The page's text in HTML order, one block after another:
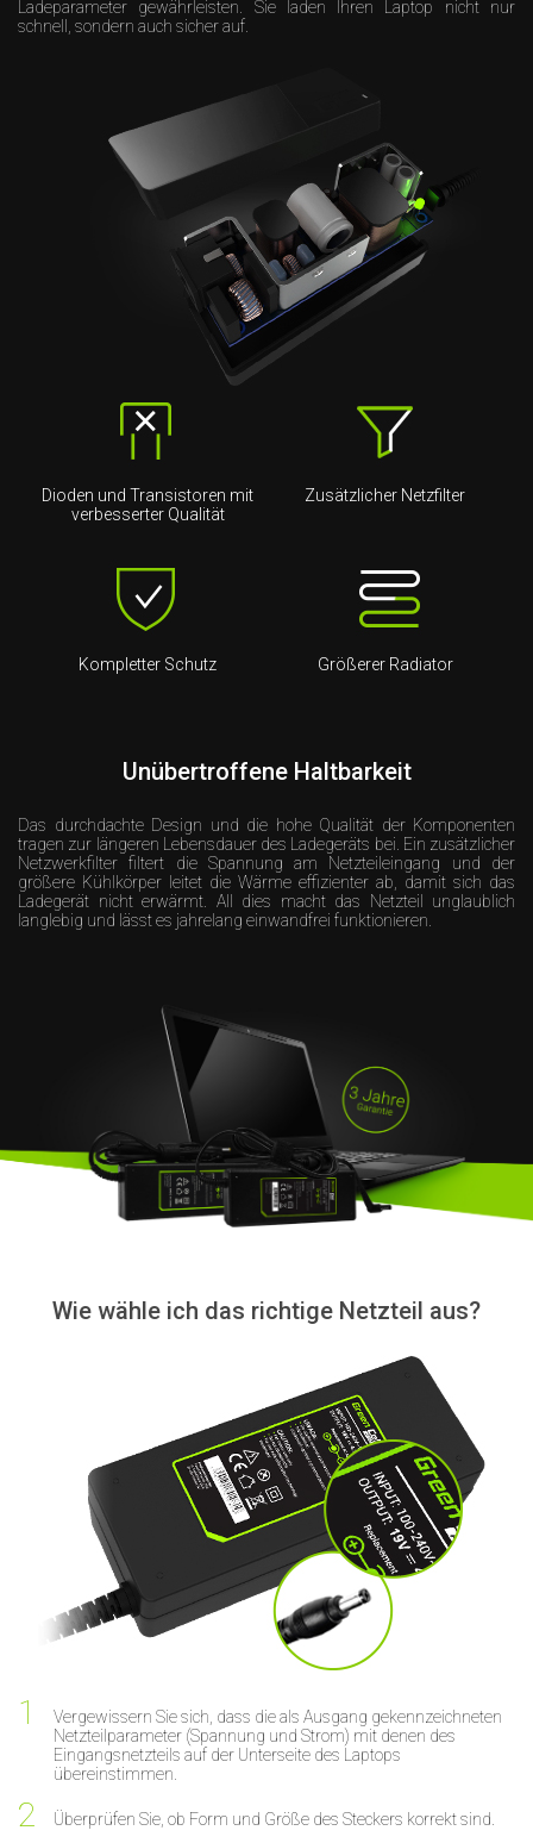
Ladeparameter gewährleisten. Sie laden Ihren Laptop nicht nur
schnell, sondern auch sicher auf.
Dioden und Transistoren mit
verbesserter Qualität
Zusätzlicher Netzfilter
Kompletter Schutz Größerer Radiator
Unübertroffene Haltbarkeit
Das durchdachte Design und die hohe Qualität der Komponenten
tragen zur längeren Lebensdauer des Ladegeräts bei. Ein zusätzlicher
Netzwerkfilter filtert die Spannung am Netzteileingang und der
größere Kühlkörper leitet die Wärme effizienter ab, damit sich das
Ladegerät nicht erwärmt. All dies macht das Netzteil unglaublich
langlebig und lässt es jahrelang einwandfrei funktionieren.
Wie wähle ich das richtige Netzteil aus?
Vergewissern Sie sich, dass die als Ausgang gekennzeichneten
Netzteilparameter (Spannung und Strom) mit denen des
Eingangsnetzteils auf der Unterseite des Laptops
übereinstimmen.
Überprüfen Sie, ob Form und Größe des Steckers korrekt sind.